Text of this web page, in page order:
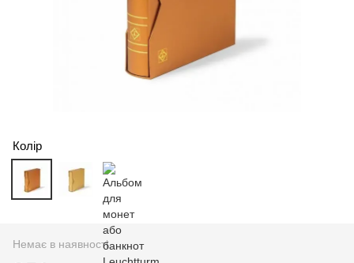
Колір
Немає в наявності